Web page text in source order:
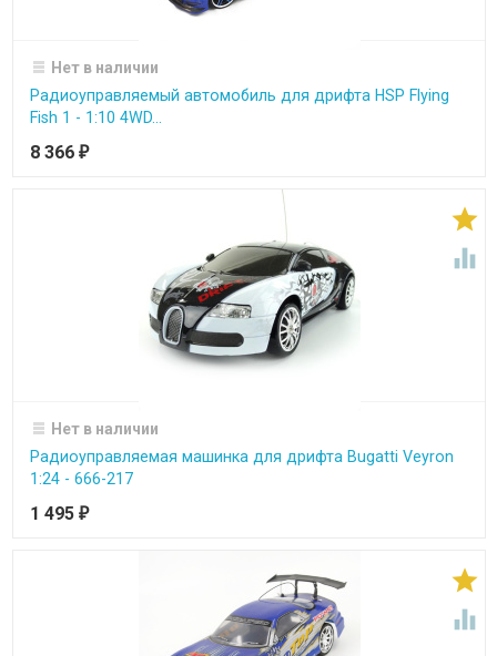
Нет в наличии
Радиоуправляемый автомобиль для дрифта HSP Flying
Fish 1 - 1:10 4WD...
8 366 ₽


Нет в наличии
Радиоуправляемая машинка для дрифта Bugatti Veyron
1:24 - 666-217
1 495 ₽

